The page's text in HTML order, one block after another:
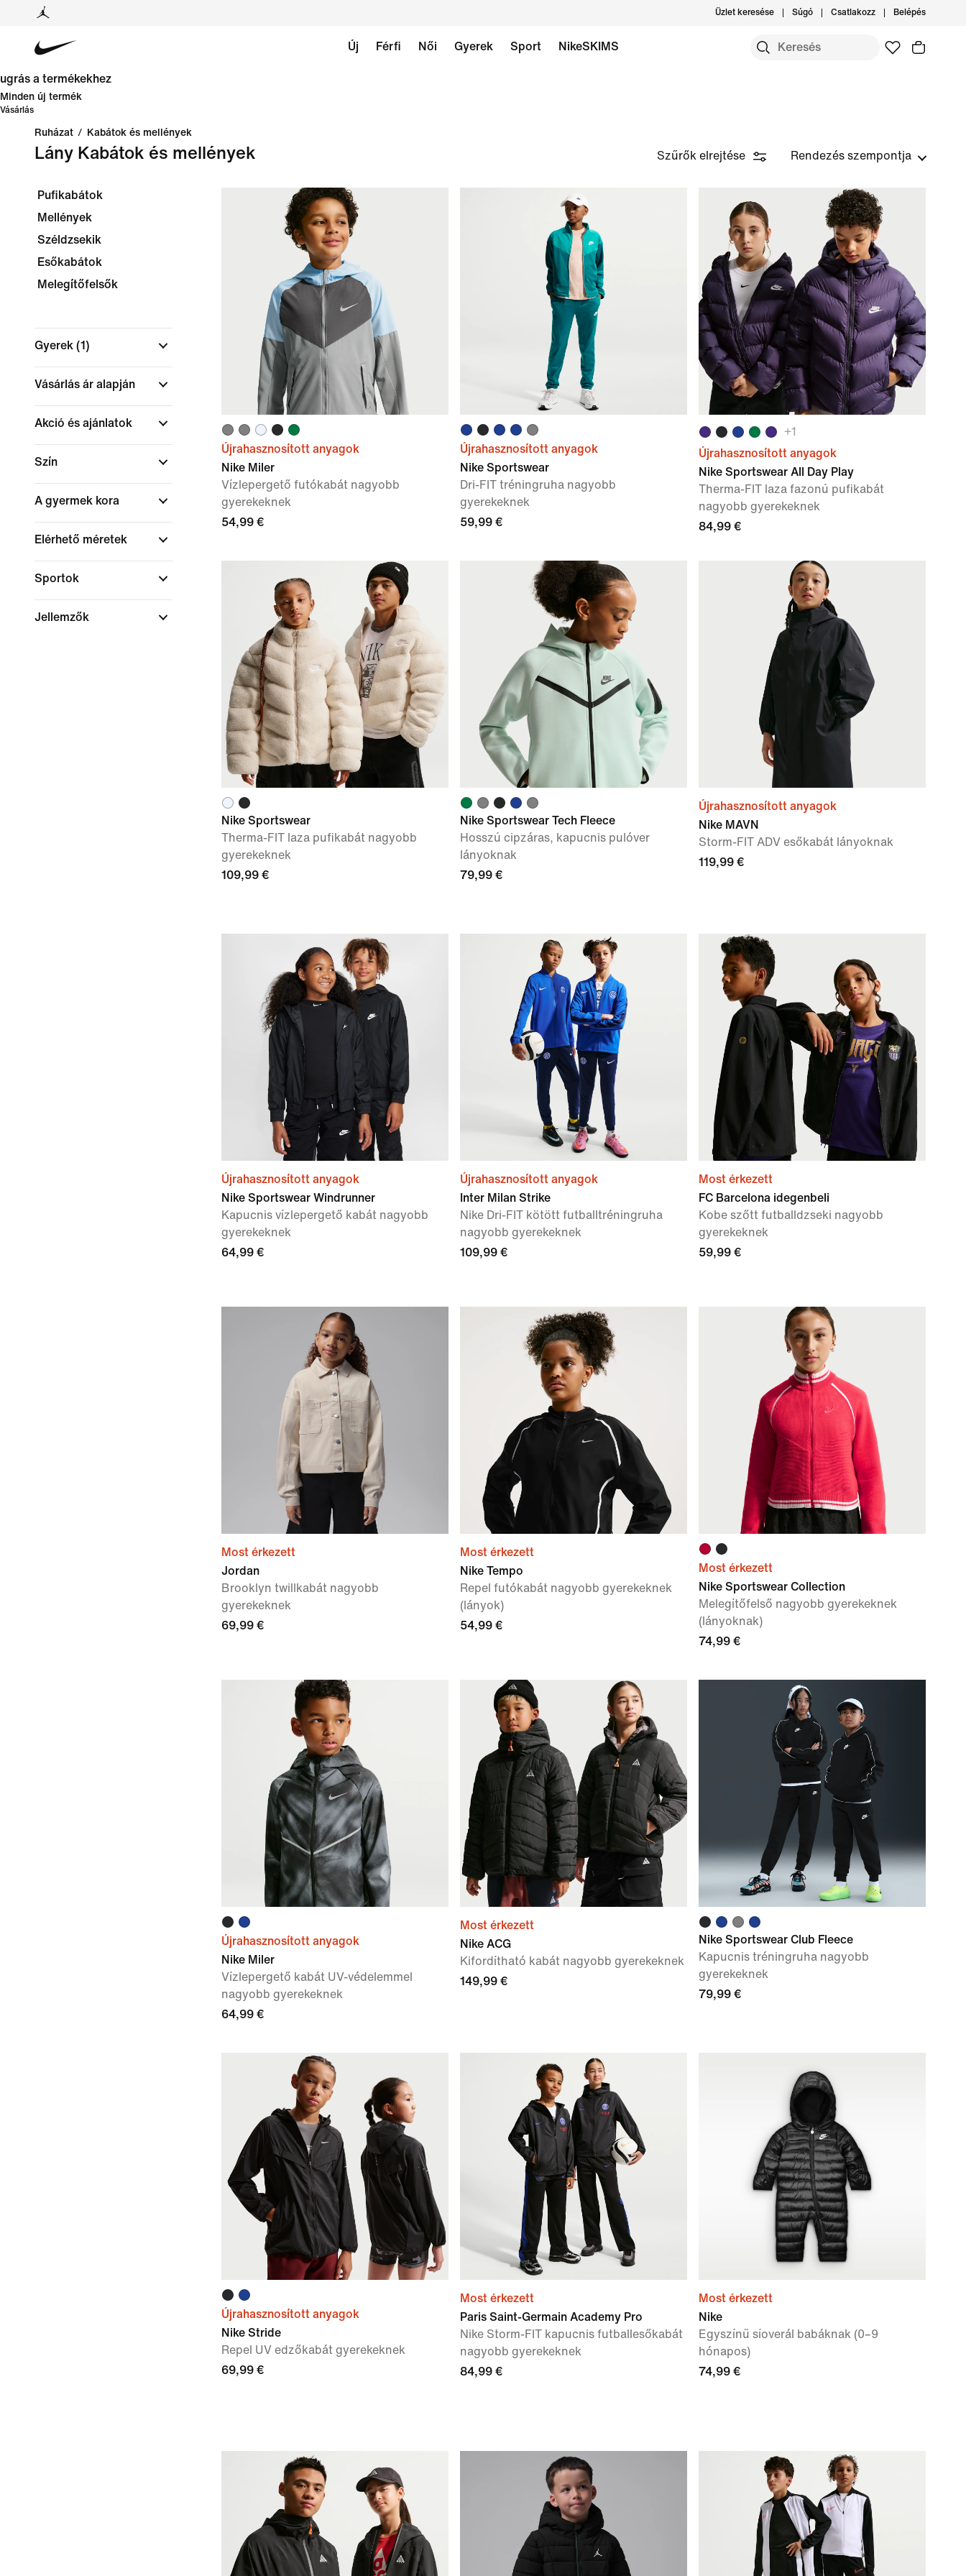
Üzlet keresése Súgó Csatlakozz Belépés
Új Férfi Női Gyerek Sport NikeSKIMS
ugrás a termékekhez
Minden új termék
Vásárlás
Ruházat / Kabátok és mellények
Lány Kabátok és mellények Szűrők elrejtése Rendezés szempontja
Pufikabátok
Mellények
Széldzsekik
Esőkabátok
Melegítőfelsők
Gyerek (1)
Vásárlás ár alapján
Akció és ajánlatok
Szín
A gyermek kora
Elérhető méretek
Sportok
Jellemzők
Újrahasznosított anyagok
Nike Miler
Vízlepergető futókabát nagyobb
gyerekeknek
54,99 €
Újrahasznosított anyagok
Nike Sportswear
Dri-FIT tréningruha nagyobb
gyerekeknek
59,99 €
+1
Újrahasznosított anyagok
Nike Sportswear All Day Play
Therma-FIT laza fazonú pufikabát
nagyobb gyerekeknek
84,99 €
Nike Sportswear
Therma-FIT laza pufikabát nagyobb
gyerekeknek
109,99 €
Nike Sportswear Tech Fleece
Hosszú cipzáras, kapucnis pulóver
lányoknak
79,99 €
Újrahasznosított anyagok
Nike MAVN
Storm-FIT ADV esőkabát lányoknak
119,99 €
Újrahasznosított anyagok
Nike Sportswear Windrunner
Kapucnis vízlepergető kabát nagyobb
gyerekeknek
64,99 €
Újrahasznosított anyagok
Inter Milan Strike
Nike Dri-FIT kötött futballtréningruha
nagyobb gyerekeknek
109,99 €
Most érkezett
FC Barcelona idegenbeli
Kobe szőtt futballdzseki nagyobb
gyerekeknek
59,99 €
Most érkezett
Jordan
Brooklyn twillkabát nagyobb
gyerekeknek
69,99 €
Most érkezett
Nike Tempo
Repel futókabát nagyobb gyerekeknek
(lányok)
54,99 €
Most érkezett
Nike Sportswear Collection
Melegítőfelső nagyobb gyerekeknek
(lányoknak)
74,99 €
Újrahasznosított anyagok
Nike Miler
Vízlepergető kabát UV-védelemmel
nagyobb gyerekeknek
64,99 €
Most érkezett
Nike ACG
Kifordítható kabát nagyobb gyerekeknek
149,99 €
Nike Sportswear Club Fleece
Kapucnis tréningruha nagyobb
gyerekeknek
79,99 €
Újrahasznosított anyagok
Nike Stride
Repel UV edzőkabát gyerekeknek
69,99 €
Most érkezett
Paris Saint-Germain Academy Pro
Nike Storm-FIT kapucnis futballesőkabát
nagyobb gyerekeknek
84,99 €
Most érkezett
Nike
Egyszínű síoverál babáknak (0–9
hónapos)
74,99 €